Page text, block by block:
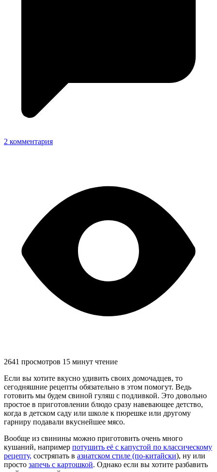
2 комментария
2641 просмотров 15 минут чтение
Если вы хотите вкусно удивить своих домочадцев, то
сегодняшние рецепты обязательно в этом помогут. Ведь
готовить мы будем свиной гуляш с подливкой. Это довольно
простое в приготовлении блюдо сразу навевающее детство,
когда в детском саду или школе к пюрешке или другому
гарниру подавали вкуснейшее мясо.
Вообще из свинины можно приготовить очень много
кушаний, например потушить её с капустой по классическому
рецепту, состряпать в азиатском стиле (по-китайски), ну или
просто запечь с картошкой. Однако если вы хотите разбавить